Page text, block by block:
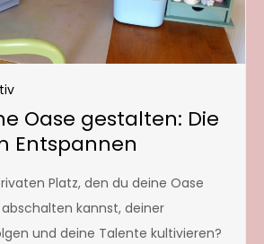
Oase gestalten: Die
Entspannen
Platz, den du deine Oase
kannst, deiner
und deine Talente kultivieren?